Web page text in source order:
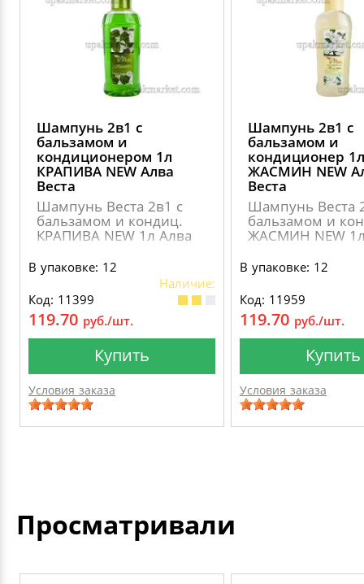
Шампунь 2в1 с
бальзамом и
кондиционером 1л
КРАПИВА NEW Алва
Веста
Шампунь Веста 2в1 с
бальзамом и кондиц.
КРАПИВА NEW 1л Алва
В упаковке: 12
Наличие:
Код: 11399
119.70 руб./шт.
Купить
Условия заказа
Шампунь 2в1 с
бальзамом и
кондиционер 1л
ЖАСМИН NEW
Веста
Шампунь Веста
бальзамом и
ЖАСМИН NEW
В упаковке: 12
Код: 11959
119.70 руб./шт.
Купить
Условия заказа
Просматривали